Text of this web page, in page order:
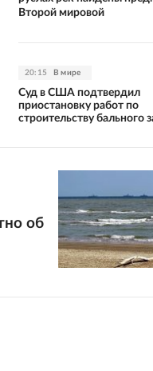
Второй мировой
20:15 В мире
Суд в США подтвердил
приостановку работ по
строительству бального
об